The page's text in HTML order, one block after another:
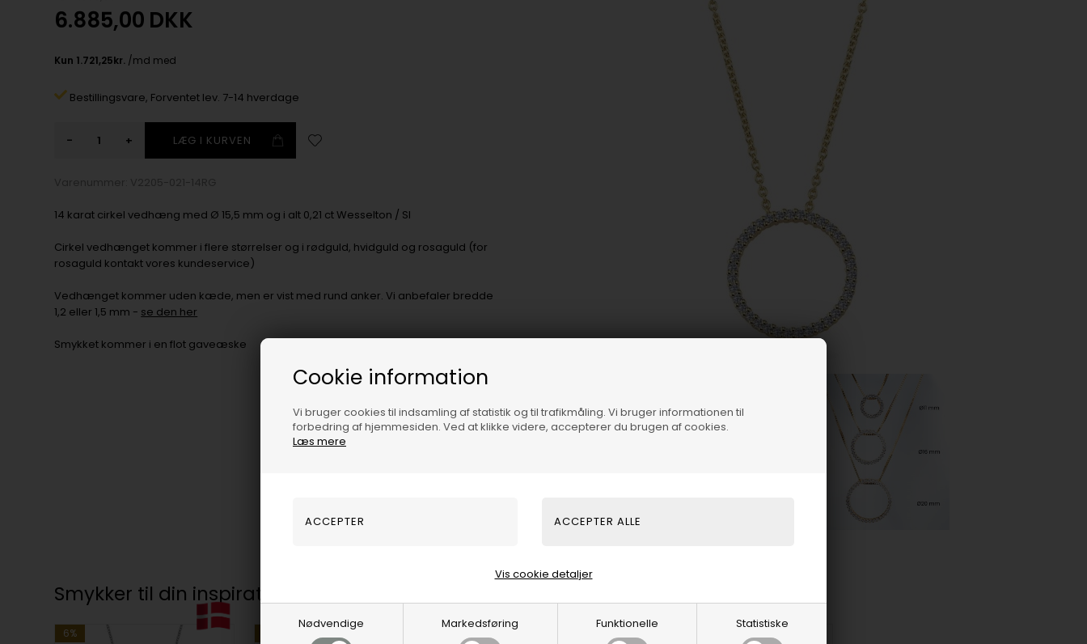
Cookie information
Vi bruger cookies til indsamling af statistik og til trafikmåling. Vi bruger informationen til
forbedring af hjemmesiden. Ved at klikke videre, accepterer du brugen af cookies.
Læs mere
Nødvendige Markedsføring Funktionelle Statistiske
Vis cookie detaljer
6.885,00 DKK
Bestillingsvare, Forventet lev. 7-14 hverdage
- +
14 karat cirkel vedhæng med Ø 15,5 mm og i alt 0,21 ct Wesselton / SI
Cirkel vedhænget kommer i flere størrelser og i rødguld, hvidguld og rosaguld (for
rosaguld kontakt vores kundeservice)
Vedhænget kommer uden kæde, men er vist med rund anker. Vi anbefaler bredde
1,2 eller 1,5 mm - se den her
Smykket kommer i en flot gaveæske
Smykker til din inspiration
6%